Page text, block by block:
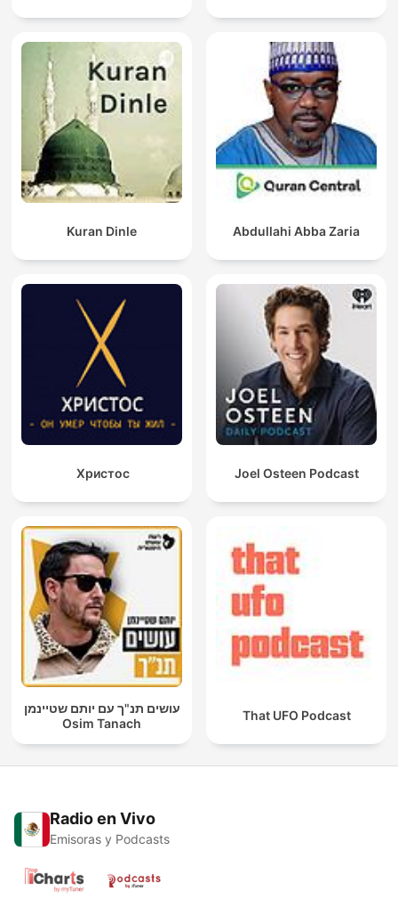
Kuran Dinle Abdullahi Abba Zaria
Христос Joel Osteen Podcast
עושים תנ"ך עם יותם שטיינמן
Osim Tanach
That UFO Podcast
Radio en Vivo
Emisoras y Podcasts